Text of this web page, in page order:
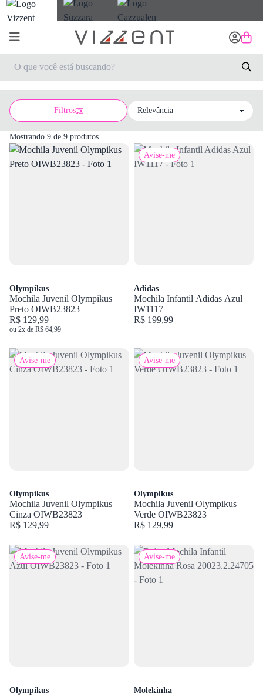
Filtros
Sort by
Mostrando 9 de 9 produtos
Olympikus
Mochila Juvenil Olympikus
Preto OIWB23823
R$ 129,99
ou 2x de R$ 64,99
Avise-me
Adidas
Mochila Infantil Adidas Azul
IW1117
R$ 199,99
Avise-me
Olympikus
Mochila Juvenil Olympikus
Cinza OIWB23823
R$ 129,99
Avise-me
Olympikus
Mochila Juvenil Olympikus
Verde OIWB23823
R$ 129,99
Avise-me
Olympikus
Avise-me
Molekinha